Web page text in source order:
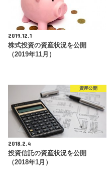
2019.12.1
株式投資の資産状況を公開
（2019年11月）
資産公開
2018.2.4
投資信託の資産状況を公開
（2018年1月）